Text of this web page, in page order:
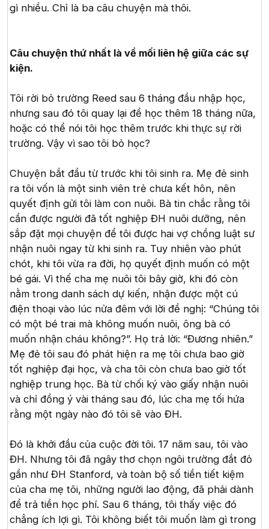
gì nhiều. Chỉ là ba câu chuyện mà thôi.
Câu chuyện thứ nhất là về mối liên hệ giữa các sự
kiện.
Tôi rời bỏ trường Reed sau 6 tháng đầu nhập học,
nhưng sau đó tôi quay lại để học thêm 18 tháng nữa,
hoặc có thể nói tôi học thêm trước khi thực sự rời
trường. Vậy vì sao tôi bỏ học?
Chuyện bắt đầu từ trước khi tôi sinh ra. Mẹ đẻ sinh
ra tôi vốn là một sinh viên trẻ chưa kết hôn, nên
quyết định gửi tôi làm con nuôi. Bà tin chắc rằng tôi
cần được người đã tốt nghiệp ĐH nuôi dưỡng, nên
sắp đặt mọi chuyện để tôi được hai vợ chồng luật sư
nhận nuôi ngay từ khi sinh ra. Tuy nhiên vào phút
chót, khi tôi vừa ra đời, họ quyết định muốn có một
bé gái. Vì thế cha mẹ nuôi tôi bây giờ, khi đó còn
nằm trong danh sách dự kiến, nhận được một cú
điện thoại vào lúc nửa đêm với lời đề nghị: “Chúng tôi
có một bé trai mà không muốn nuôi, ông bà có
muốn nhận cháu không?”. Họ trả lời: “Đương nhiên.”
Mẹ đẻ tôi sau đó phát hiện ra mẹ tôi chưa bao giờ
tốt nghiệp đại học, và cha tôi còn chưa bao giờ tốt
nghiệp trung học. Bà từ chối ký vào giấy nhận nuôi
và chỉ đồng ý vài tháng sau đó, lúc cha mẹ tối hứa
rằng một ngày nào đó tôi sẽ vào ĐH.
Đó là khởi đầu của cuộc đời tôi. 17 năm sau, tôi vào
ĐH. Nhưng tôi đã ngây thơ chọn ngôi trường đắt đỏ
gần như ĐH Stanford, và toàn bộ số tiền tiết kiệm
của cha mẹ tôi, những người lao động, đã phải dành
để trả tiền học phí. Sau 6 tháng, tôi thấy việc đó
chẳng ích lợi gì. Tôi không biết tôi muốn làm gì trong